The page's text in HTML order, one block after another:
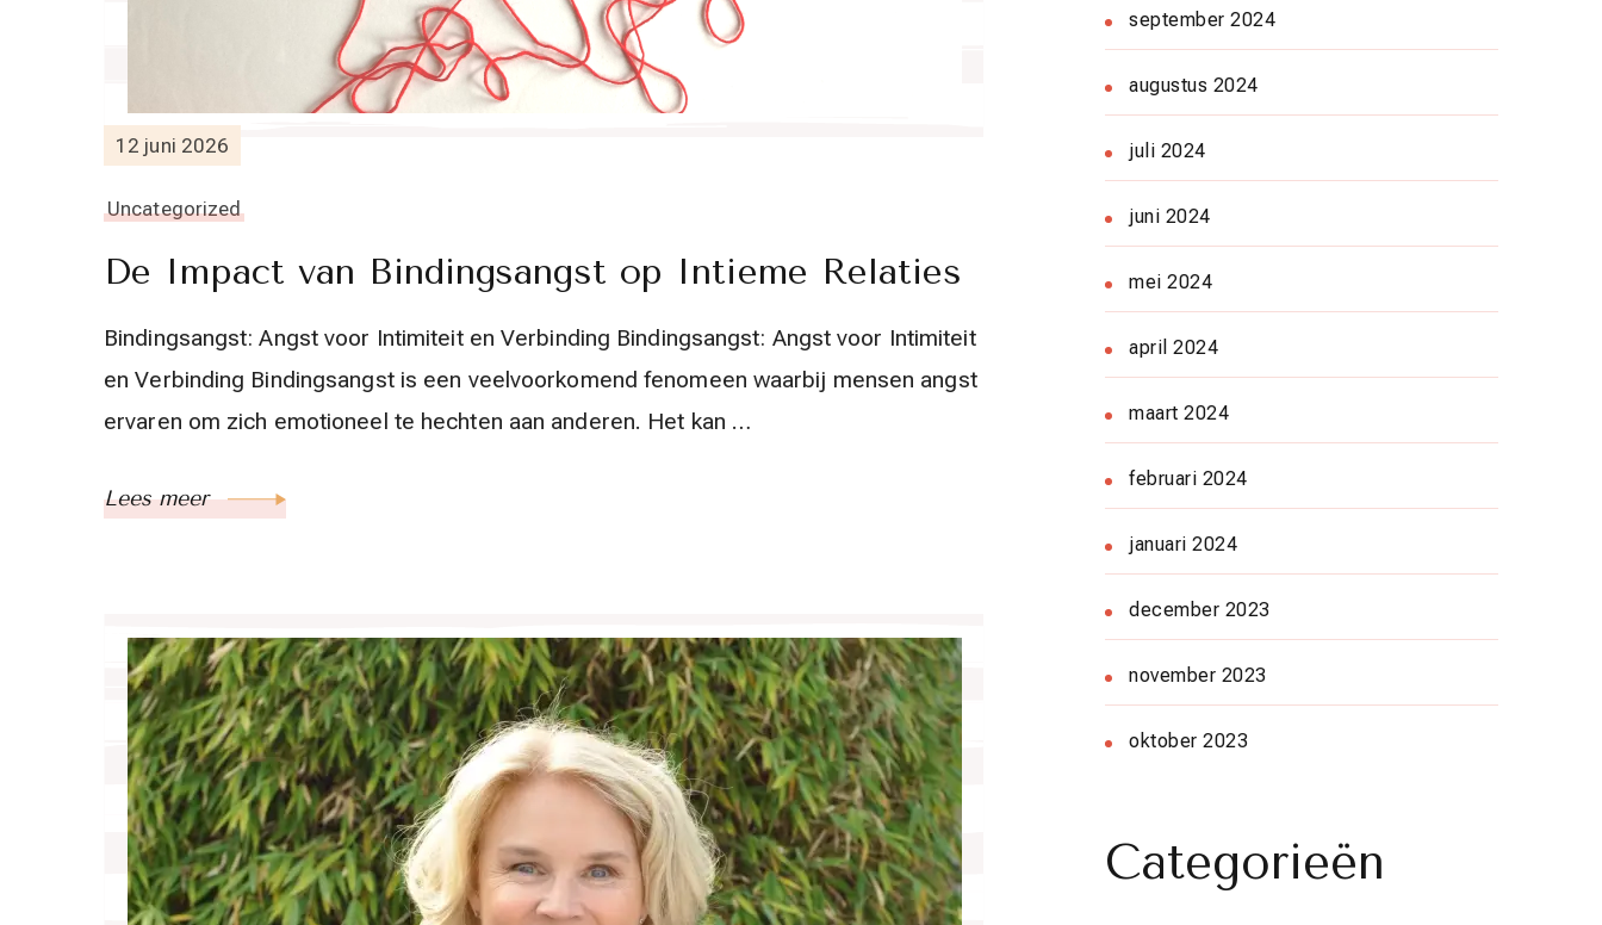
12 juni 2026
Uncategorized
De Impact van Bindingsangst op Intieme Relaties
Bindingsangst: Angst voor Intimiteit en Verbinding Bindingsangst: Angst voor Intimiteit
en Verbinding Bindingsangst is een veelvoorkomend fenomeen waarbij mensen angst
ervaren om zich emotioneel te hechten aan anderen. Het kan …
Lees meer
september 2024
augustus 2024
juli 2024
juni 2024
mei 2024
april 2024
maart 2024
februari 2024
januari 2024
december 2023
november 2023
oktober 2023
Categorieën